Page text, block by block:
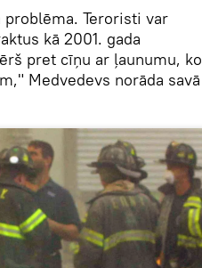
Teroristi var
kā 2001. gada
pret cīņu ar ļaunumu, ko
Medvedevs norāda savā